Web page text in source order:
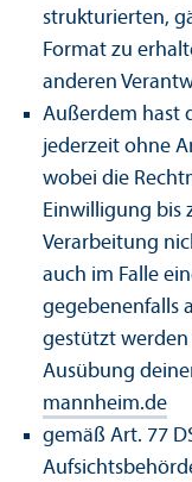
strukturierten,
Format zu
anderen
Außerdem hast
jederzeit ohne
wobei die
Einwilligung bis
Verarbeitung
auch im Falle
gegebenenfalls
gestützt
Ausübung
mannheim.de
gemäß Art. 77